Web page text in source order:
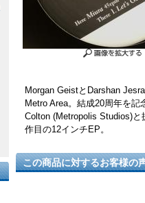
Morgan GeistとDarshan
Metro Area。結成20周年を
Colton (Metropolis Studios)
作目の12インチEP。
この商品に対するお客様の